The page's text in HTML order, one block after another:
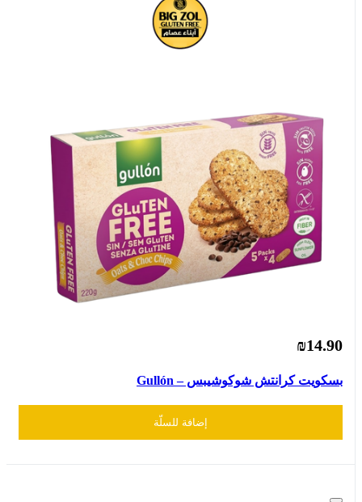
₪14.90
بسكويت كرانتش شوكوشيبس – Gullón
إضافة للسلّة